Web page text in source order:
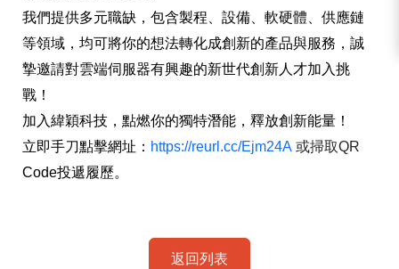
我們提供多元職缺 ，包含製程、設備、軟硬體、供應鏈
等領域，均可將你的想法轉化成創新的產品與服務，誠
摯邀請對雲端伺服器有興趣的新世代創新人才加入挑
戰！
加入緯穎科技，點燃你的獨特潛能，釋放創新能量！
立即手刀點擊網址： https://reurl.cc/Ejm24A 或掃取QR
Code投遞履歷。
返回列表